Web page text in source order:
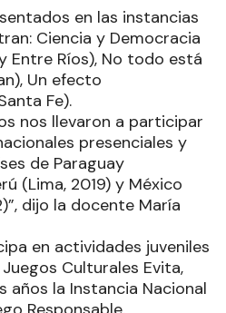
en las instancias
Ciencia y Democracia
Entre Ríos), No todo está
Un efecto
Fe).
nos llevaron a participar
presenciales y
de Paraguay
(Lima, 2019) y México
dijo la docente María
en actividades juveniles
Culturales Evita,
la Instancia Nacional